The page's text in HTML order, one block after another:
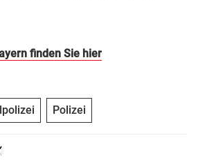
finden Sie hier
Polizei